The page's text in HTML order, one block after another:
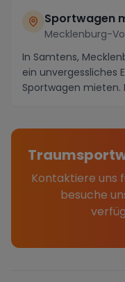
Sportwagen
Mecklenburg-
In Samtens,
ein unvergessliches
Sportwagen mieten.
Kontaktiere uns
besuche